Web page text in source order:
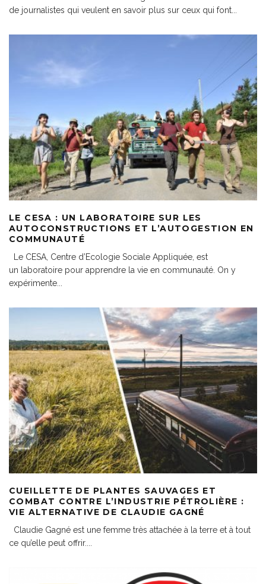
de journalistes qui veulent en savoir plus sur ceux qui font...
LE CESA : UN LABORATOIRE SUR LES
AUTOCONSTRUCTIONS ET L’AUTOGESTION EN
COMMUNAUTÉ
Le CESA, Centre d’Ecologie Sociale Appliquée, est
un laboratoire pour apprendre la vie en communauté. On y
expérimente
CUEILLETTE DE PLANTES SAUVAGES ET
COMBAT CONTRE L’INDUSTRIE PÉTROLIÈRE :
VIE ALTERNATIVE DE CLAUDIE GAGNÉ
Claudie Gagné est une femme très attachée à la terre et à tout
ce qu’elle peut offrir.